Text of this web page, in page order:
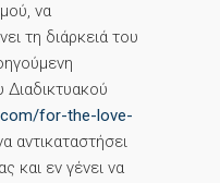
να
τη διάρκειά του
for-the-love-
αντικαταστήσει
και εν γένει να